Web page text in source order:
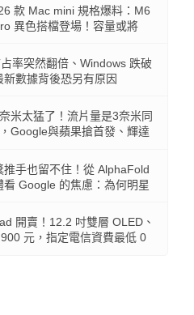
款 Mac mini 規格爆料：M6
異色搭檔登場！容量或將
率突然翻倍、Windows 跌破
新數據背後恐另有原因
米太猛了！流片量是3奈米同
Google與蘋果搶首發、輝達
推手也留不住！從 AlphaFold
看 Google 的焦慮：為何明星
開賣！12.2 吋雙層 OLED、
元，指定電信資費最低 0